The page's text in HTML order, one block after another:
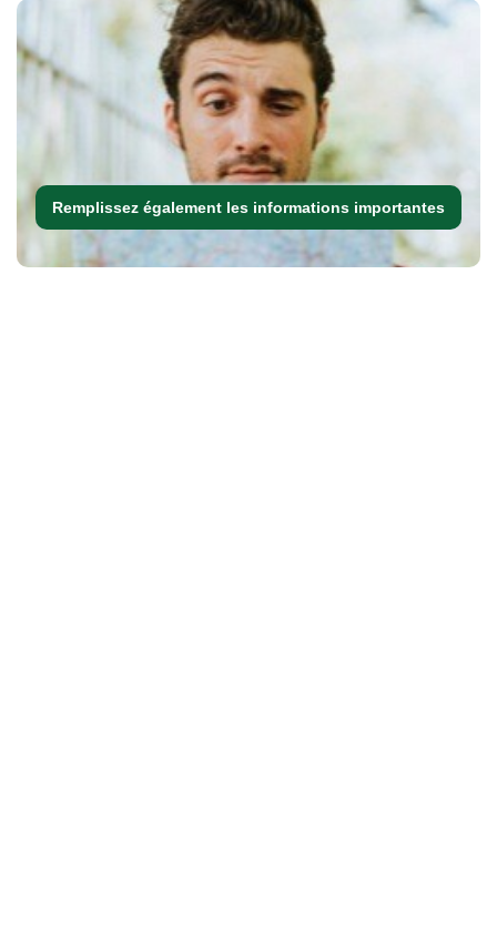
Remplissez également les informations importantes